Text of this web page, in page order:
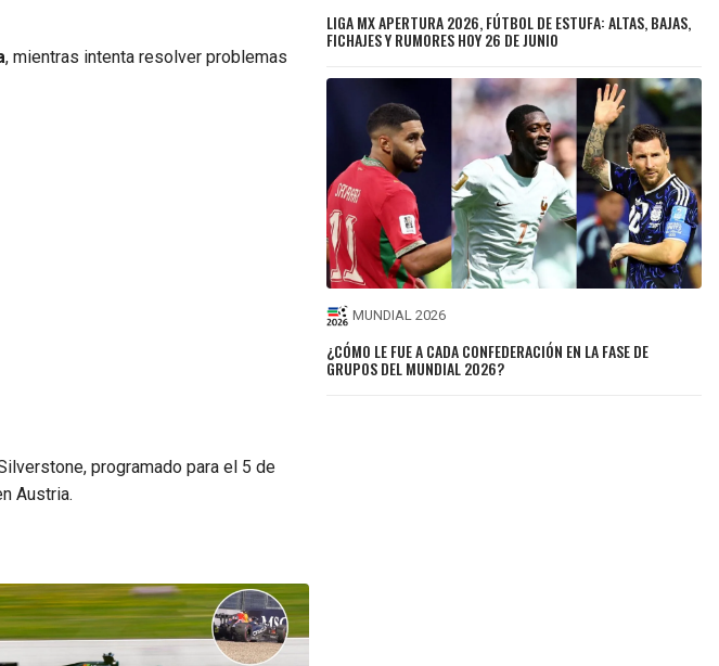
, mientras intenta resolver problemas
programado para el 5 de
Austria.
LIGA MX APERTURA 2026, FÚTBOL DE ESTUFA: ALTAS, BAJAS,
FICHAJES Y RUMORES HOY 26 DE JUNIO
MUNDIAL 2026
¿CÓMO LE FUE A CADA CONFEDERACIÓN EN LA FASE DE
GRUPOS DEL MUNDIAL 2026?